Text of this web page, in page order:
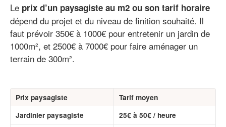
Le prix d’un paysagiste au m2 ou son tarif horaire
dépend du projet et du niveau de finition souhaité. Il
faut prévoir 350€ à 1000€ pour entretenir un jardin de
1000m², et 2500€ à 7000€ pour faire aménager un
terrain de 300m².
Prix paysagiste Tarif moyen
Jardinier paysagiste 25€ à 50€ / heure